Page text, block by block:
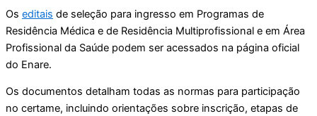
Os editais de seleção para ingresso em Programas de
Residência Médica e de Residência Multiprofissional e em Área
Profissional da Saúde podem ser acessados na página oficial
do Enare.
Os documentos detalham todas as normas para participação
no certame, incluindo orientações sobre inscrição, etapas de